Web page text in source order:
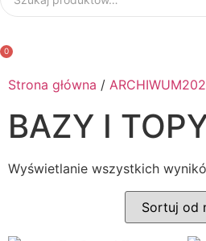
0
Strona główna /
BAZY I
Wyświetlanie wszystkich